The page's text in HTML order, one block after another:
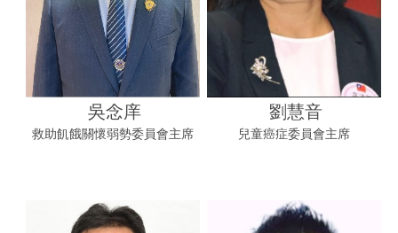
吳念庠
救助飢餓關懷弱勢委員會主席
劉慧音
兒童癌症委員會主席